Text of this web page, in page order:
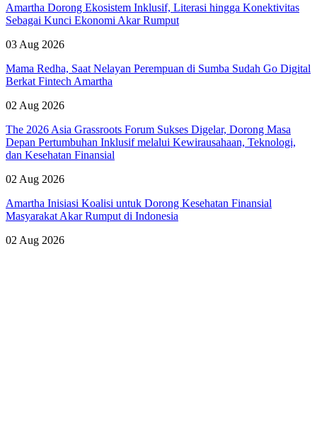
Amartha Dorong Ekosistem Inklusif, Literasi hingga Konektivitas
Sebagai Kunci Ekonomi Akar Rumput
03 Aug 2026
Mama Redha, Saat Nelayan Perempuan di Sumba Sudah Go Digital
Berkat Fintech Amartha
02 Aug 2026
The 2026 Asia Grassroots Forum Sukses Digelar, Dorong Masa
Depan Pertumbuhan Inklusif melalui Kewirausahaan, Teknologi,
dan Kesehatan Finansial
02 Aug 2026
Amartha Inisiasi Koalisi untuk Dorong Kesehatan Finansial
Masyarakat Akar Rumput di Indonesia
02 Aug 2026